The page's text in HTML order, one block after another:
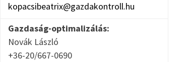
kopacsibeatrix@gazdakontroll.hu
Gazdaság-optimalizálás:
Novák László
+36-20/667-0690